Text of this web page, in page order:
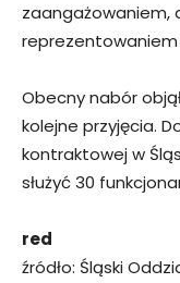
zaangażowaniem,
Obecny nabór
kolejne przyjęcia.
kontraktowej w
służyć 30
red
źródło: Śląski